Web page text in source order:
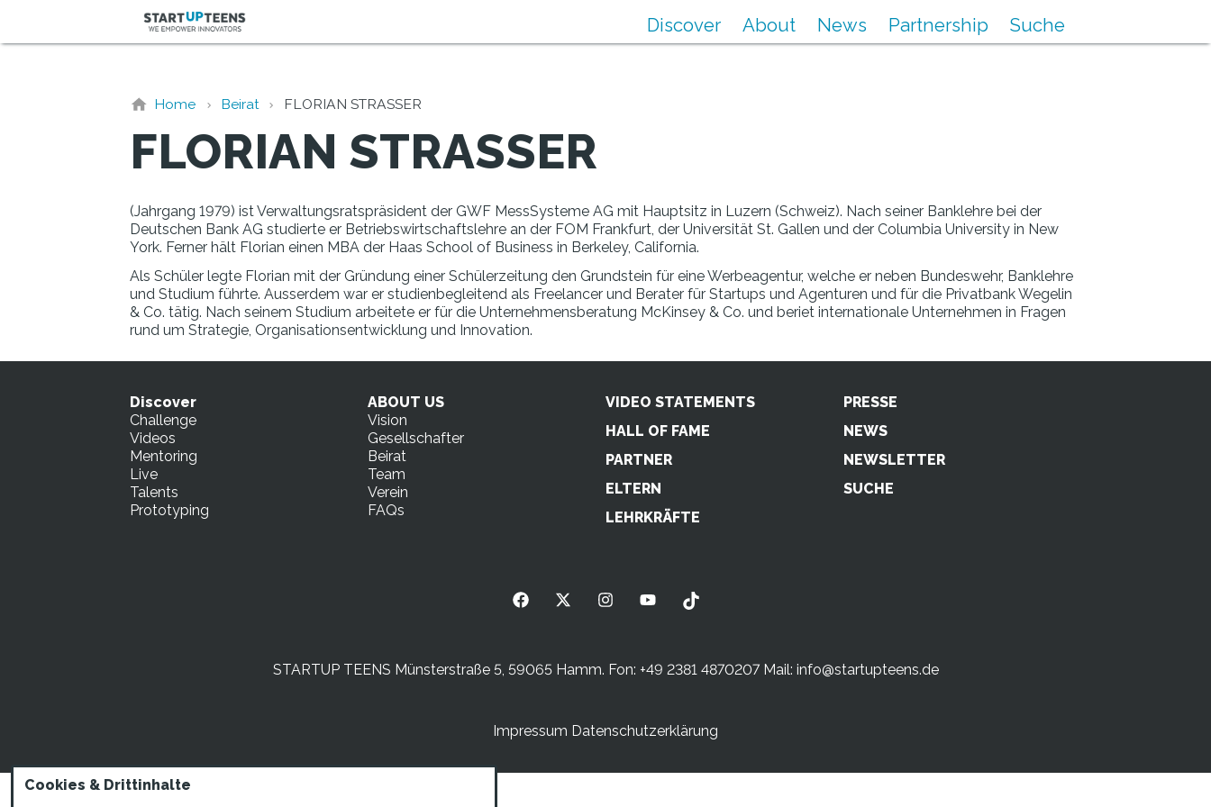
Discover About News Partnership Suche
Home Beirat FLORIAN STRASSER
FLORIAN STRASSER
(Jahrgang 1979) ist Verwaltungsratspräsident der GWF MessSysteme AG mit Hauptsitz in Luzern (Schweiz). Nach seiner Banklehre bei der
Deutschen Bank AG studierte er Betriebswirtschaftslehre an der FOM Frankfurt, der Universität St. Gallen und der Columbia University in New
York. Ferner hält Florian einen MBA der Haas School of Business in Berkeley, California.
Als Schüler legte Florian mit der Gründung einer Schülerzeitung den Grundstein für eine Werbeagentur, welche er neben Bundeswehr, Banklehre
und Studium führte. Ausserdem war er studienbegleitend als Freelancer und Berater für Startups und Agenturen und für die Privatbank Wegelin
& Co. tätig. Nach seinem Studium arbeitete er für die Unternehmensberatung McKinsey & Co. und beriet internationale Unternehmen in Fragen
rund um Strategie, Organisationsentwicklung und Innovation.
Discover
Challenge
Videos
Mentoring
Live
Talents
Prototyping
ABOUT US
Vision
Gesellschafter
Beirat
Team
Verein
FAQs
VIDEO STATEMENTS
HALL OF FAME
PARTNER
ELTERN
LEHRKRÄFTE
PRESSE
NEWS
NEWSLETTER
SUCHE
STARTUP TEENS Münsterstraße 5, 59065 Hamm. Fon: +49 2381 4870207 Mail: info@startupteens.de
Impressum Datenschutzerklärung
Cookies & Drittinhalte